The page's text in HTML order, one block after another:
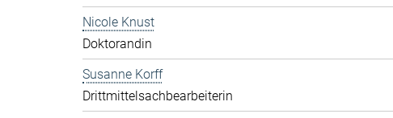
Nicole Knust
Doktorandin
Susanne Korff
Drittmittelsachbearbeiterin